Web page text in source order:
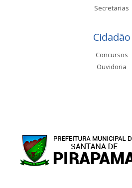
Secretarias
Cidadão
Concursos
Ouvidoria